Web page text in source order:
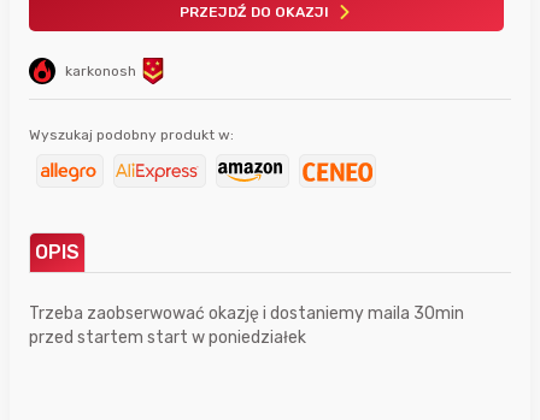
karkonosh
PRZEJDŹ DO OKAZJI
Wyszukaj podobny produkt w:
OPIS
Trzeba zaobserwować okazję i dostaniemy maila 30min
przed startem start w poniedziałek